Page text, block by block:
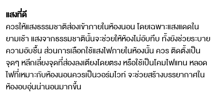
แสงที่ดี
ควรให้แสงธรรมชาติส่องเข้าภายในห้องนอน โดยเฉพาะแสงแดดใน
ยามเช้า แสงจากธรรมชาตินั้นจะช่วยให้ห้องไม่อับทึบ ทั้งยังช่วยระบาย
ความอับชื้น ส่วนการเลือกใช้แสงไฟภายในห้องนั้น ควร ติดตั้งเป็น
จุดๆ หลีกเลี่ยงจุดที่ส่องลงเตียงโดยตรง หรือใช้เป็นโคมไฟแทน หลอด
ไฟที่เหมาะกับห้องนอนควรเป็นวอร์มไวท์ จะช่วยสร้างบรรยากาศใน
ห้องอบอุ่นน่านอนมากขึ้น